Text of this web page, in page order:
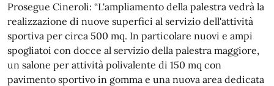
Prosegue Cineroli: “L'ampliamento della palestra vedrà la
realizzazione di nuove superfici al servizio dell'attività
sportiva per circa 500 mq. In particolare nuovi e ampi
spogliatoi con docce al servizio della palestra maggiore,
un salone per attività polivalente di 150 mq con
pavimento sportivo in gomma e una nuova area dedicata